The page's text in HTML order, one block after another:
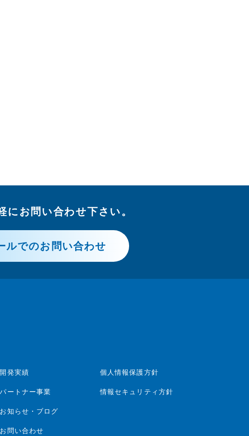
お問い合わせ下さい。
ルでのお問い合わせ
開発実績
パートナー事業
お知らせ・ブログ
お問い合わせ
個人情報保護方針
情報セキュリティ方針